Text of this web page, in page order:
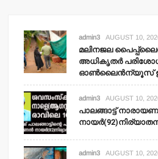
admin3 AUGUST 10,
മലിനജല
അധികൃതര്‍
ഓണ്‍ലൈന്‍ന്യൂസ്
admin3 AUGUST 10,
പാലങ്ങാട്ട്
admin3 AUGUST 10,